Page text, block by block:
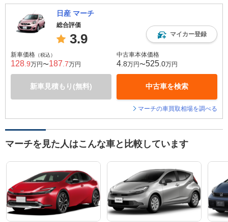
日産 マーチ
総合評価
3.9 マイカー登録
新車価格 （税込）
128 .9万円〜187 .7万円
新車見積もり(無料)
中古車本体価格
4 .8万円〜525 .0万円
中古車を検索
マーチの車買取相場を調べる
マーチを見た人はこんな車と比較しています